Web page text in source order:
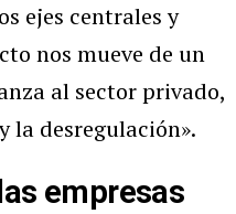
ejes centrales y
nos mueve de un
al sector privado,
la desregulación».
empresas